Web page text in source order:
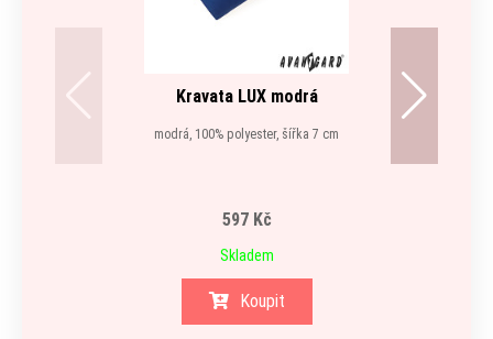
Kravata LUX modrá
modrá, 100% polyester, šířka 7 cm
597 Kč
Skladem
Koupit